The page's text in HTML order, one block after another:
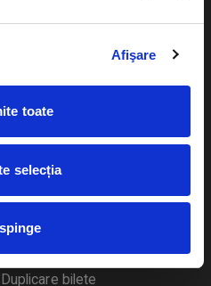
Afişare
toate
selecția
Cum comand bilete?
eBilet printat acasa
Returnare bilete
Duplicare bilete